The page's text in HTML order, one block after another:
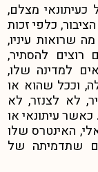
מצלם,
כלפי זכות
שרואות עיניו,
רוצים להסתיר,
למדינה שלו,
וככל שהוא או
לא לצנזר, לא
עיתונאי או
האינטרס שלו
שתדמיתה של